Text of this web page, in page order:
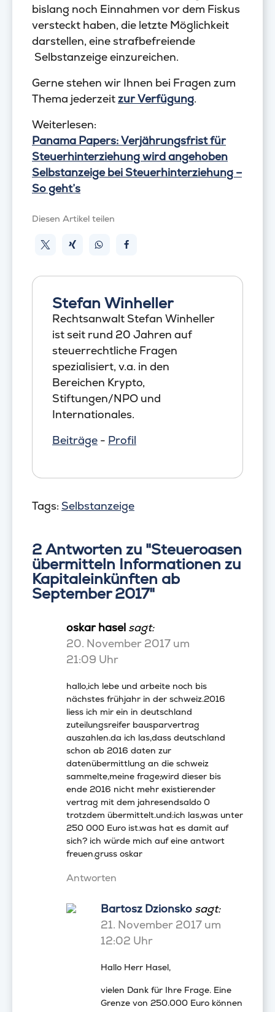
bislang noch Einnahmen vor dem Fiskus
versteckt haben, die letzte Möglichkeit
darstellen, eine strafbefreiende
Selbstanzeige einzureichen.
Gerne stehen wir Ihnen bei Fragen zum
Thema jederzeitzur Verfügung.
Weiterlesen:
Panama Papers: Verjährungsfrist für
Steuerhinterziehung wird angehoben
Selbstanzeige bei Steuerhinterziehung –
So geht’s
Diesen Artikel teilen
Stefan Winheller
Rechtsanwalt Stefan Winheller
ist seit rund 20 Jahren auf
steuerrechtliche Fragen
spezialisiert, v.a. in den
Bereichen Krypto,
Stiftungen/NPO und
Internationales.
Beiträge - Profil
Tags: Selbstanzeige
2 Antworten zu "Steueroasen
übermitteln Informationen zu
Kapitaleinkünften ab
September 2017"
oskar hasel sagt:
20. November 2017 um
21:09 Uhr
hallo,ich lebe und arbeite noch bis
nächstes frühjahr in der schweiz.2016
liess ich mir ein in deutschland
zuteilungsreifer bausparvertrag
auszahlen.da ich las,dass deutschland
schon ab 2016 daten zur
datenübermittlung an die schweiz
sammelte,meine frage;wird dieser bis
ende 2016 nicht mehr existierender
vertrag mit dem jahresendsaldo 0
trotzdem übermittelt.und:ich las,was unter
250 000 Euro ist.was hat es damit auf
sich? ich würde mich auf eine antwort
freuen.gruss oskar
Antworten
Bartosz Dzionsko sagt:
21. November 2017 um
12:02 Uhr
Hallo Herr Hasel,
vielen Dank für Ihre Frage. Eine
Grenze von 250.000 Euro können